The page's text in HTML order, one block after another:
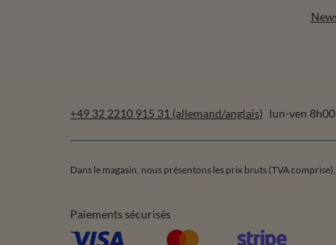
+49 32 2210 915 31 (allemand/anglais) lun-ven
Dans le magasin, nous présentons les prix bruts (TVA comprise).
Paiements sécurisés